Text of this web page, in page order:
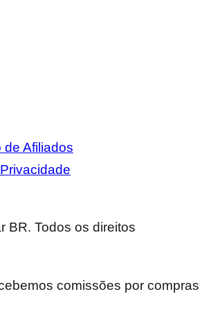
de Afiliados
BR. Todos os direitos
comissões por compras